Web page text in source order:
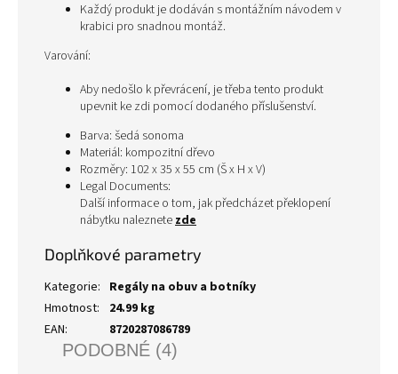
Každý produkt je dodáván s montážním návodem v
krabici pro snadnou montáž.
Varování:
Aby nedošlo k převrácení, je třeba tento produkt
upevnit ke zdi pomocí dodaného příslušenství.
Barva: šedá sonoma
Materiál: kompozitní dřevo
Rozměry: 102 x 35 x 55 cm (Š x H x V)
Legal Documents:
Další informace o tom, jak předcházet překlopení
nábytku naleznetezde
Doplňkové parametry
Kategorie: Regály na obuv a botníky
Hmotnost:
24.99 kg
EAN: 8720287086789
PODOBNÉ (4)